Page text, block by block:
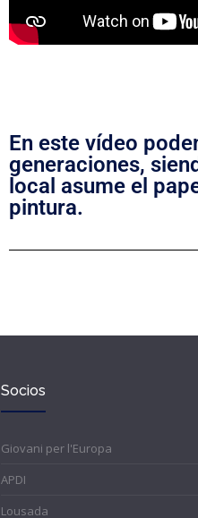
En este vídeo
generaciones,
local asume el
pintura.
Socios
Giovani per l'Europa
APDI
Lousada